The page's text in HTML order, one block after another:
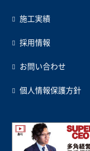
施工実績
採用情報
お問い合わせ
個人情報保護方針